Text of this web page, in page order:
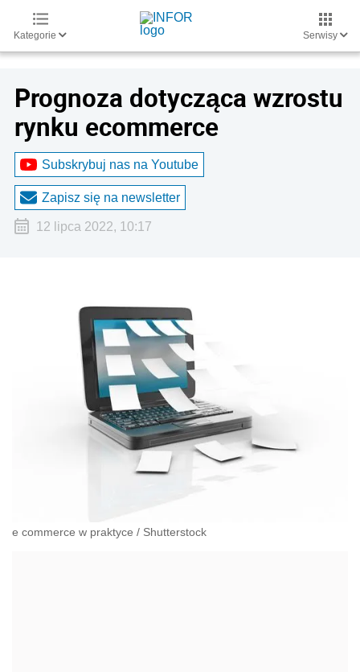
Kategorie Serwisy
Prognoza dotycząca wzrostu
rynku ecommerce
Subskrybuj nas na Youtube
Zapisz się na newsletter
12 lipca 2022, 10:17
e commerce w praktyce / Shutterstock